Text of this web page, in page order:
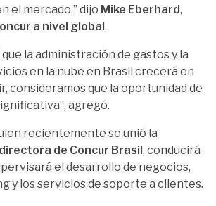
el mercado,” dijo Mike Eberhard,
a nivel global.
que la administración de gastos y la
en la nube en Brasil crecerá en
consideramos que la oportunidad de
agregó.
recientemente se unió la
directora de Concur Brasil, conducirá
el desarrollo de negocios,
y los servicios de soporte a clientes.